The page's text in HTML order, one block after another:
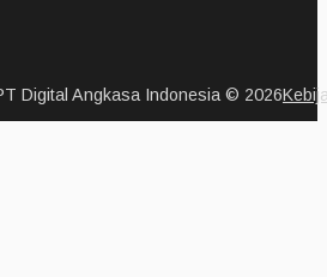
Digital Angkasa Indonesia © 2026